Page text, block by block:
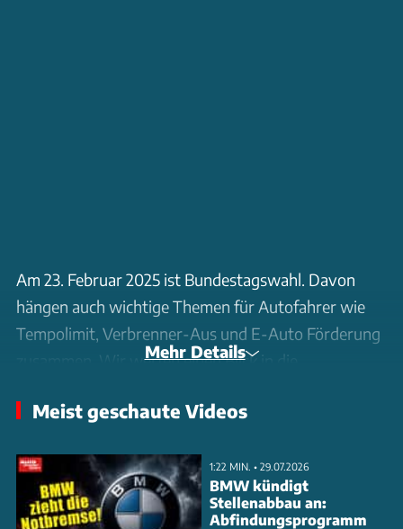
Am 23. Februar 2025 ist Bundestagswahl. Davon
hängen auch wichtige Themen für Autofahrer wie
Tempolimit, Verbrenner-Aus und E-Auto Förderung
zusammen. Wir werfen einen Blick in die
klären, welche Pläne AfD, Bündnis 90/Die Grünen,
für die Zukunft haben.
Die Betrachtung der einzelnen Wahlprogramme
Mehr Details
Meist geschaute Videos
1:22 MIN. • 29.07.2026
BMW kündigt
Stellenabbau an:
Abfindungsprogramm